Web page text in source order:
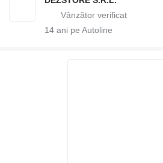
14 ani pe Autoline